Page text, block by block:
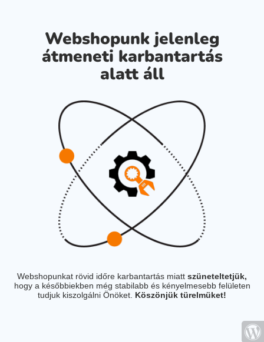
Webshopunk jelenleg
átmeneti karbantartás
alatt áll
Webshopunkat rövid időre karbantartás miatt szüneteltetjük,
hogy a későbbiekben még stabilabb és kényelmesebb felületen
tudjuk kiszolgálni Önöket. Köszönjük türelmüket!